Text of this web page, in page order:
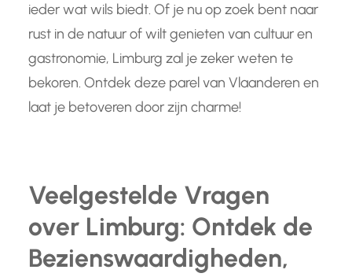
ieder wat wils biedt. Of je nu op zoek bent naar
rust in de natuur of wilt genieten van cultuur en
gastronomie, Limburg zal je zeker weten te
bekoren. Ontdek deze parel van Vlaanderen en
laat je betoveren door zijn charme!
Veelgestelde Vragen
over Limburg: Ontdek de
Bezienswaardigheden,